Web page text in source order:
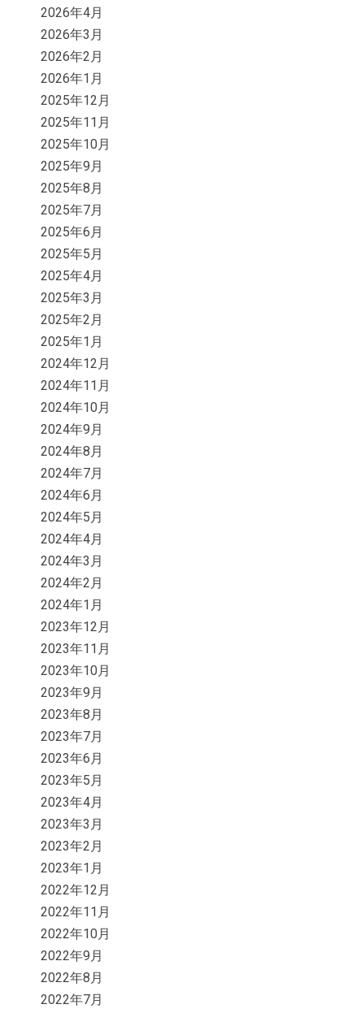
2026年4月
2026年3月
2026年2月
2026年1月
2025年12月
2025年11月
2025年10月
2025年9月
2025年8月
2025年7月
2025年6月
2025年5月
2025年4月
2025年3月
2025年2月
2025年1月
2024年12月
2024年11月
2024年10月
2024年9月
2024年8月
2024年7月
2024年6月
2024年5月
2024年4月
2024年3月
2024年2月
2024年1月
2023年12月
2023年11月
2023年10月
2023年9月
2023年8月
2023年7月
2023年6月
2023年5月
2023年4月
2023年3月
2023年2月
2023年1月
2022年12月
2022年11月
2022年10月
2022年9月
2022年8月
2022年7月